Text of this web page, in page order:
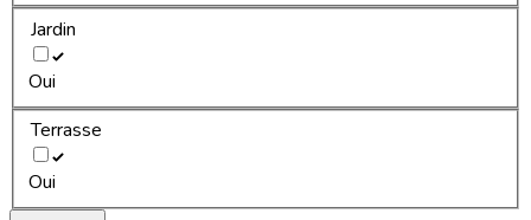
Jardin
Oui
Terrasse
Oui